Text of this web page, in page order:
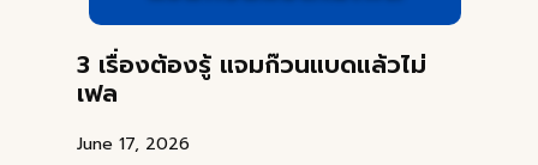
3 เรื่องต้องรู้ แจมก๊วนแบดแล้วไม่
เฟล
June 17, 2026